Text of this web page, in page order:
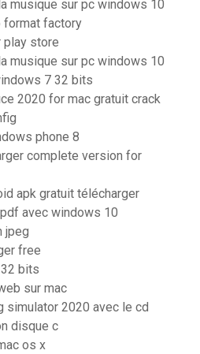
musique sur pc windows 10
format factory
play store
musique sur pc windows 10
7 32 bits
2020 for mac gratuit crack
phone 8
complete version for
apk gratuit télécharger
avec windows 10
jpeg
free
bits
sur mac
simulator 2020 avec le cd
disque c
os x